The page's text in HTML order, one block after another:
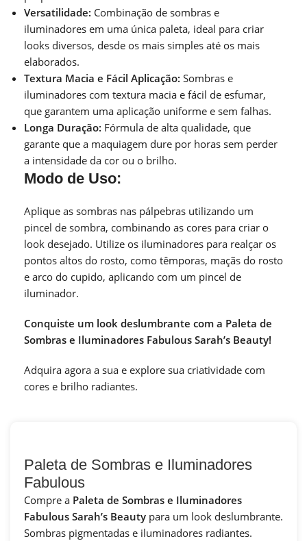
Versatilidade: Combinação de sombras e
iluminadores em uma única paleta, ideal para criar
looks diversos, desde os mais simples até os mais
elaborados.
Textura Macia e Fácil Aplicação: Sombras e
iluminadores com textura macia e fácil de esfumar,
que garantem uma aplicação uniforme e sem falhas.
Longa Duração: Fórmula de alta qualidade, que
garante que a maquiagem dure por horas sem perder
a intensidade da cor ou o brilho.
Modo de Uso:
Aplique as sombras nas pálpebras utilizando um
pincel de sombra, combinando as cores para criar o
look desejado. Utilize os iluminadores para realçar os
pontos altos do rosto, como têmporas, maçãs do rosto
e arco do cupido, aplicando com um pincel de
iluminador.
Conquiste um look deslumbrante com a Paleta de
Sombras e Iluminadores Fabulous Sarah’s Beauty!
Adquira agora a sua e explore sua criatividade com
cores e brilho radiantes.
Paleta de Sombras e Iluminadores
Fabulous
Compre a Paleta de Sombras e Iluminadores
Fabulous Sarah’s Beauty para um look deslumbrante.
Sombras pigmentadas e iluminadores radiantes.